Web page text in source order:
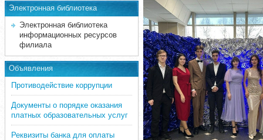
Электронная библиотека
Электронная библиотека
информационных ресурсов
филиала
Объявления
Противодействие коррупции
Документы о порядке оказания
платных образовательных услуг
Реквизиты банка для оплаты